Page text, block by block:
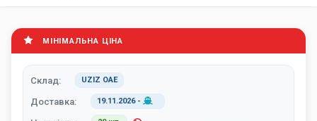
МІНІМАЛЬНА ЦІНА
Склад: UZIZ ОАЕ
Доставка: 19.11.2026-